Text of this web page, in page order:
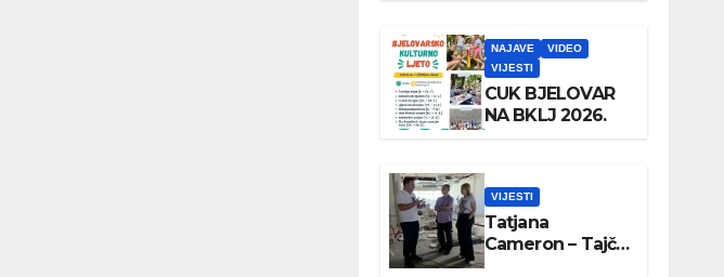
NAJAVE
VIDEO
VIJESTI
CUK BJELOVAR
NA BKLJ 2026.
VIJESTI
Tatjana
Cameron – Tajči
posjetila